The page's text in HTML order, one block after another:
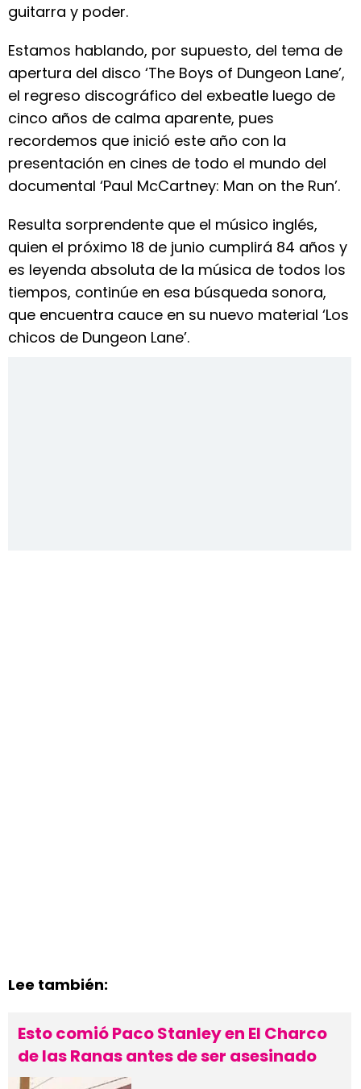
guitarra y poder.
Estamos hablando, por supuesto, del tema de
apertura del disco ‘The Boys of Dungeon Lane’,
el regreso discográfico del exbeatle luego de
cinco años de calma aparente, pues
recordemos que inició este año con la
presentación en cines de todo el mundo del
documental ‘Paul McCartney: Man on the Run’.
Resulta sorprendente que el músico inglés,
quien el próximo 18 de junio cumplirá 84 años y
es leyenda absoluta de la música de todos los
tiempos, continúe en esa búsqueda sonora,
que encuentra cauce en su nuevo material ‘Los
chicos de Dungeon Lane’.
Lee también:
Esto comió Paco Stanley en El Charco
de las Ranas antes de ser asesinado